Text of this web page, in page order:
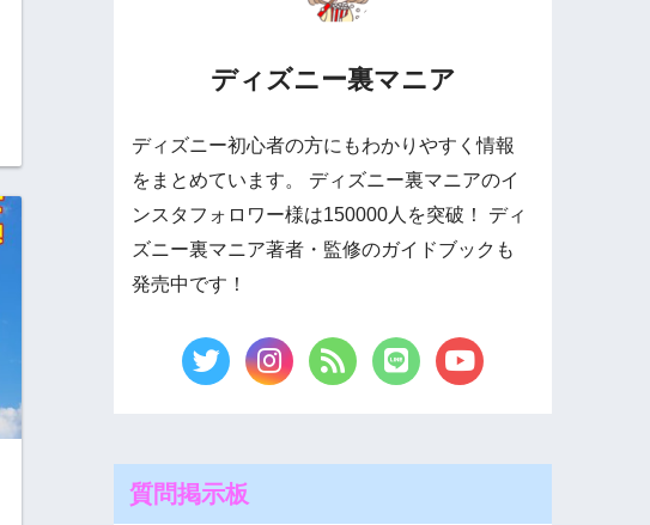
ディズニー裏マニア
ディズニー初心者の方にもわかりやすく情報
をまとめています。 ディズニー裏マニアのイ
ンスタフォロワー様は150000人を突破！ ディ
ズニー裏マニア著者・監修のガイドブックも
発売中です！
質問掲示板